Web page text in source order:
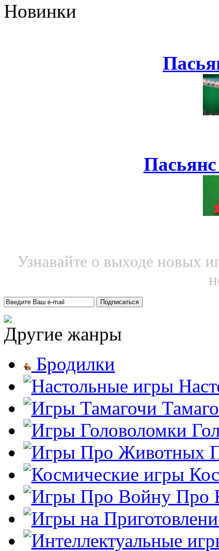
Новинки
Узнавайте о выходе новых
Другие жанры
Бродилки
Про